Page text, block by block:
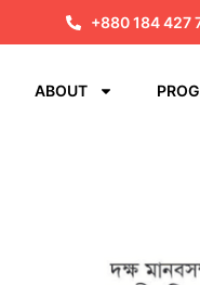
+880 184 427
ABOUT